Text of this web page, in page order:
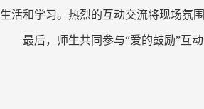
生活和学习。热烈的互动交流将现场氛围
最后，师生共同参与“爱的鼓励”互